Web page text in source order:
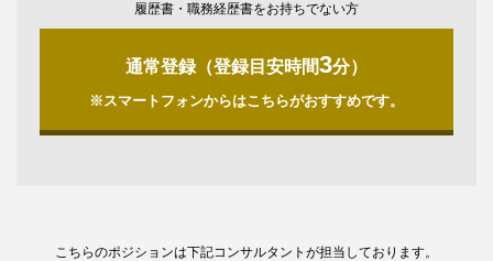
履歴書・職務経歴書をお持ちでない方
通常登録（登録目安時間3分）
※スマートフォンからはこちらがおすすめです。
こちらのポジションは下記コンサルタントが担当しております。